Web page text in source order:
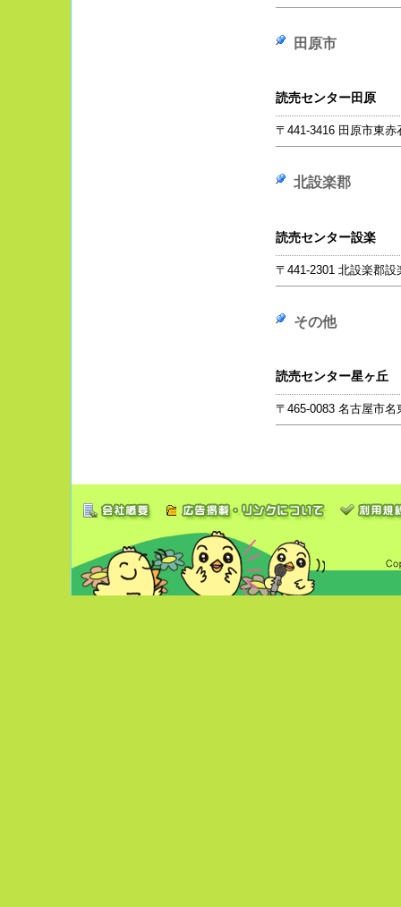
田原市
読売センター田原
〒441-3416 田原市東赤
北設楽郡
読売センター設楽
〒441-2301 北設楽郡設
その他
読売センター星ヶ丘
〒465-0083 名古屋市